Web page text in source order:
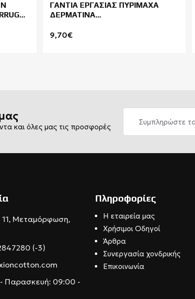
ΓΑΝΤΙΑ ΕΡΓΑΣΙΑΣ ΠΥΡΙΜΑΧΑ
ΔΕΡΜΑΤΙΝΑ
COVERGUARD EUROWELD 250
9,70€
και όλες μας τις προσφορές
11, Μεταμόρφωση,
(-3)
Παρασκευή: 09:00 -
Πληροφορίες
Η εταιρεία μας
Χρήσιμοι Οδηγοί
Άρθρα
Συνεργασία χονδρικής
Επικοινωνία